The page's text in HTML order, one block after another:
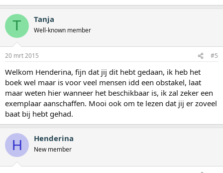
T Tanja
Well-known member
20 mrt 2015 #5
Welkom Henderina, fijn dat jij dit hebt gedaan, ik heb het
boek wel maar is voor veel mensen idd een obstakel, laat
maar weten hier wanneer het beschikbaar is, ik zal zeker een
exemplaar aanschaffen. Mooi ook om te lezen dat jij er zoveel
baat bij hebt gehad.
H Henderina
New member